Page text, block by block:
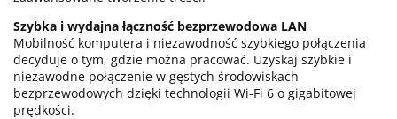
Szybka i wydajna łączność bezprzewodowa LAN
Mobilność komputera i niezawodność szybkiego połączenia
decyduje o tym, gdzie można pracować. Uzyskaj szybkie i
niezawodne połączenie w gęstych środowiskach
bezprzewodowych dzięki technologii Wi-Fi 6 o gigabitowej
prędkości.